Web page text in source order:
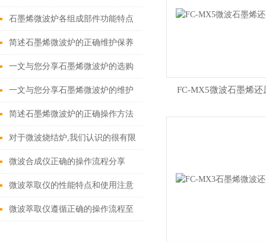
解决方法
石墨烯微波炉各组成部件功能特点
的详细介绍
简述石墨烯微波炉的正确维护保养
方法
一文与您分享石墨烯微波炉的选购
注意事项
一文与您分享石墨烯微波炉的维护
保养方法
简述石墨烯微波炉的正确操作方法
对于微波烧结炉,我们认识的很有限
微波合成仪正确的操作流程分享
微波萃取仪的性能特点和使用注意
事项
微波萃取仪遵循正确的操作流程至
FC-MX5微波石墨烯还